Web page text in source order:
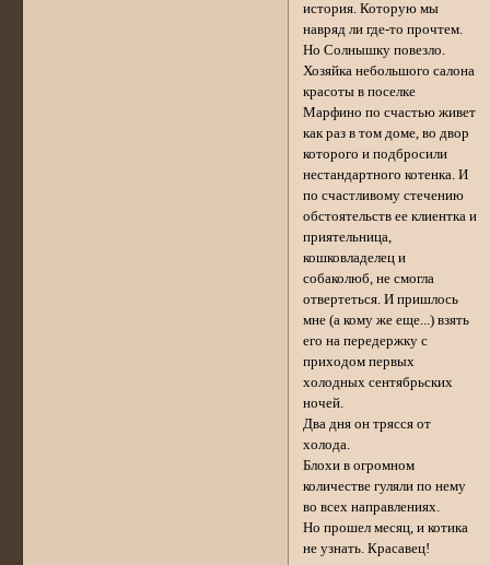
история. Которую мы
навряд ли где-то прочтем.
Но Солнышку повезло.
Хозяйка небольшого салона
красоты в поселке
Марфино по счастью живет
как раз в том доме, во двор
которого и подбросили
нестандартного котенка. И
по счастливому стечению
обстоятельств ее клиентка и
приятельница,
кошковладелец и
собаколюб, не смогла
отвертеться. И пришлось
мне (а кому же еще...) взять
его на передержку с
приходом первых
холодных сентябрьских
ночей.
Два дня он трясся от
холода.
Блохи в огромном
количестве гуляли по нему
во всех направлениях.
Но прошел месяц, и котика
не узнать. Красавец!